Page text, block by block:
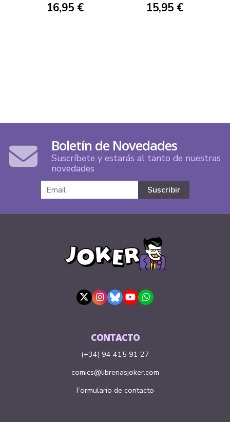
16,95 € 15,95 €
Boletín de Novedades
Suscríbete y estarás al tanto de nuestras
novedades
CONTACTO
(+34) 94 415 91 27
comics@libreriasjoker.com
Formulario de contacto